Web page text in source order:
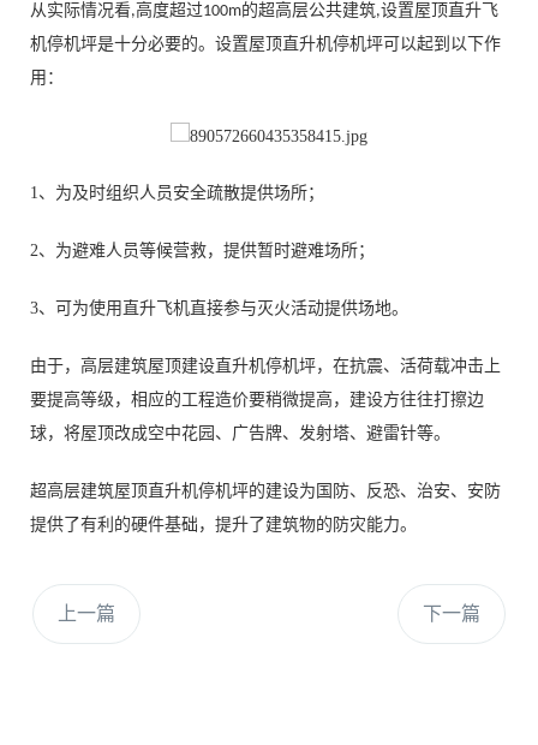
从实际情况看,高度超过100m的超高层公共建筑,设置屋顶直升飞
机停机坪是十分必要的。设置屋顶直升机停机坪可以起到以下作
用：
1、 为及时组织人员安全疏散提供场所；
2、 为避难人员等候营救，提供暂时避难场所；
3、 可为使用直升飞机直接参与灭火活动提供场地。
由于，高层建筑屋顶建设直升机停机坪，在抗震、活荷载冲击上
要提高等级，相应的工程造价要稍微提高，建设方往往打擦边
球，将屋顶改成空中花园、广告牌、发射塔、避雷针等。
超高层建筑屋顶直升机停机坪的建设为国防、反恐、治安、安防
提供了有利的硬件基础，提升了建筑物的防灾能力。
上一篇 下一篇